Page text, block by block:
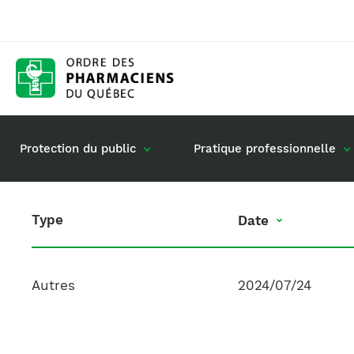
Protection du public Pratique professionnelle
Gestion de mon dossier
Exercice en société
Type Date
Date
Autres 2024/07/24